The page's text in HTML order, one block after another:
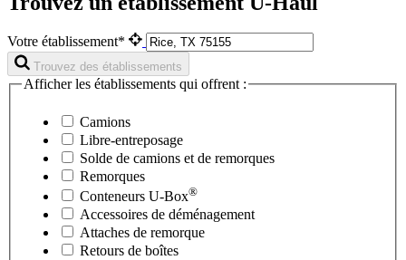
Votre établissement*
Trouvez des établissements
Afficher les établissements qui offrent :
Camions
Libre-entreposage
Solde de camions et de remorques
Remorques
Conteneurs U-Box®
Accessoires de déménagement
Attaches de remorque
Retours de boîtes